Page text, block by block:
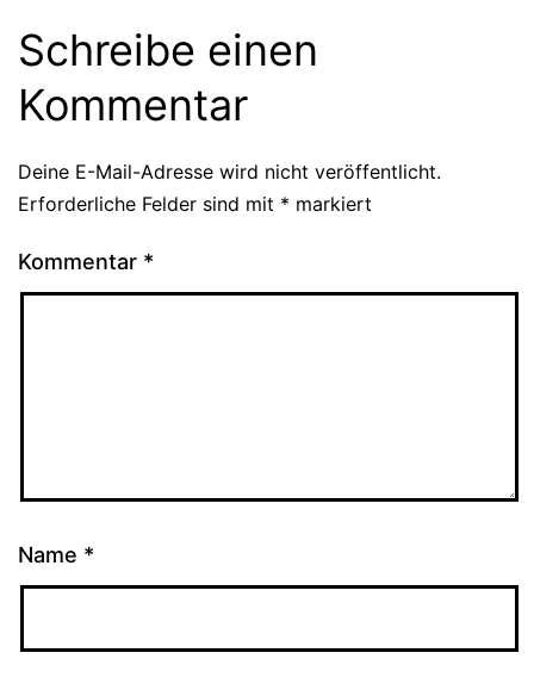
Schreibe einen
Kommentar
Deine E-Mail-Adresse wird nicht veröffentlicht.
Erforderliche Felder sind mit * markiert
Kommentar *
Name *